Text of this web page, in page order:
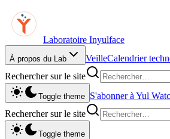
Laboratoire Inyulface
À propos du Lab VeilleCalendrier
Rechercher sur le site
Toggle theme S'abonner à Yul
Rechercher sur le site
Toggle theme